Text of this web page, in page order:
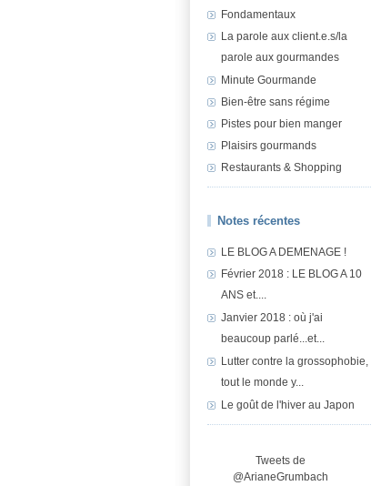
Fondamentaux
La parole aux client.e.s/la
parole aux gourmandes
Minute Gourmande
Bien-être sans régime
Pistes pour bien manger
Plaisirs gourmands
Restaurants & Shopping
Notes récentes
LE BLOG A DEMENAGE !
Février 2018 : LE BLOG A 10
ANS et....
Janvier 2018 : où j'ai
beaucoup parlé...et...
Lutter contre la grossophobie,
tout le monde y...
Le goût de l'hiver au Japon
Tweets de
@ArianeGrumbach